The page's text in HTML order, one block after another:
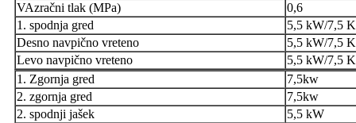
VAzračni tlak (MPa)
0,6
1. spodnja gred
5,5 kW/7,5
Desno navpično vreteno
5,5 kW/7,5
Levo navpično vreteno
5,5 kW/7,5
1. Zgornja gred
7,5kw
2. zgornja gred
7,5kw
2. spodnji jašek
5,5 kW